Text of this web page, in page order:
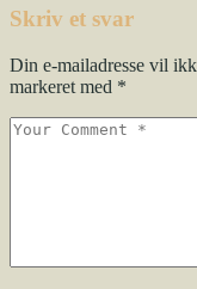
Skriv et svar
Din e-mailadresse vil
markeret med *